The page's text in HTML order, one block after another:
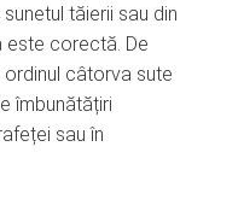
tăierii sau din
este corectă. De
ordinul câtorva sute
îmbunătățiri
sau în